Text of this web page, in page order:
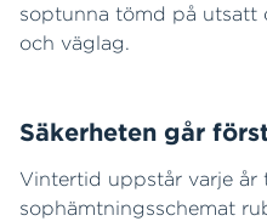
soptunna tömd på utsatt
och väglag.
Säkerheten går
Vintertid uppstår varje år
sophämtningsschemat